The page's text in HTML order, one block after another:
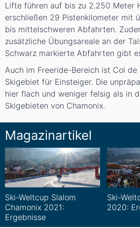
Lifte führen auf bis zu 2.250 Meter
erschließen 29 Pistenkilometer mit
bis mittelschweren Abfahrten.
zusätzliche Übungsareale an der
Schwarz markierte Abfahrten gibt
Auch im Freeride-Bereich ist Col
Skigebiet für Einsteiger. Die
hier flach und weniger felsig als in
Skigebieten von Chamonix.
Magazinartikel
Ski-Weltcup Slalom
Chamonix 2021:
Ergebnisse
Ski-
2020: